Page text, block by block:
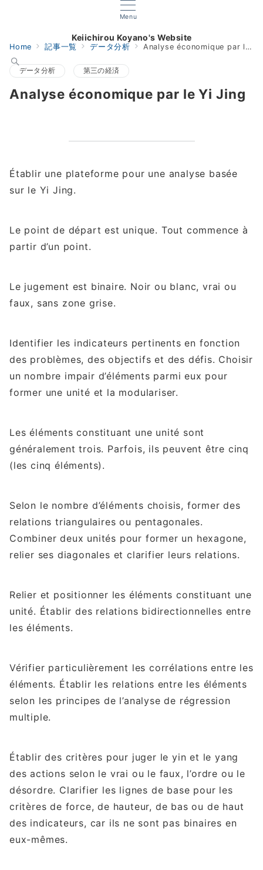
Menu
Keiichirou Koyano's Website
Home 記事一覧 データ分析 Analyse économique par le Yi Jing
データ分析 第三の経済
Analyse économique par le Yi Jing
Établir une plateforme pour une analyse basée
sur le Yi Jing.
Le point de départ est unique. Tout commence à
partir d’un point.
Le jugement est binaire. Noir ou blanc, vrai ou
faux, sans zone grise.
Identifier les indicateurs pertinents en fonction
des problèmes, des objectifs et des défis. Choisir
un nombre impair d’éléments parmi eux pour
former une unité et la modulariser.
Les éléments constituant une unité sont
généralement trois. Parfois, ils peuvent être cinq
(les cinq éléments).
Selon le nombre d’éléments choisis, former des
relations triangulaires ou pentagonales.
Combiner deux unités pour former un hexagone,
relier ses diagonales et clarifier leurs relations.
Relier et positionner les éléments constituant une
unité. Établir des relations bidirectionnelles entre
les éléments.
Vérifier particulièrement les corrélations entre les
éléments. Établir les relations entre les éléments
selon les principes de l’analyse de régression
multiple.
Établir des critères pour juger le yin et le yang
des actions selon le vrai ou le faux, l’ordre ou le
désordre. Clarifier les lignes de base pour les
critères de force, de hauteur, de bas ou de haut
des indicateurs, car ils ne sont pas binaires en
eux-mêmes.